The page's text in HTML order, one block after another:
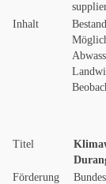
Inhalt
Titel
Förderung